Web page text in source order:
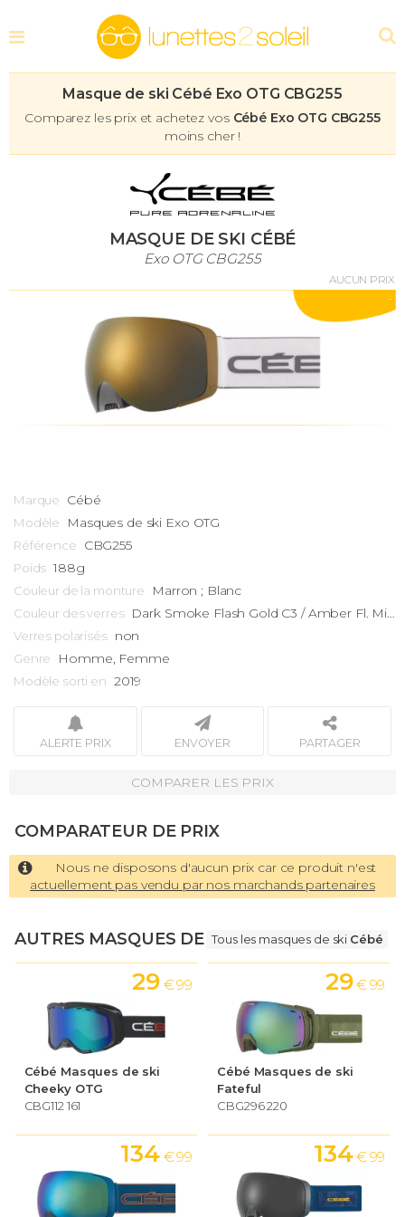
Masque de ski Cébé Exo OTG CBG255
Comparez les prix et achetez vos Cébé Exo OTG CBG255
moins cher !
MASQUE DE SKI CÉBÉ
Exo OTG CBG255
AUCUN PRIX
-
Marque Cébé
Modèle Masques de ski Exo OTG
Référence CBG255
Poids 188g
Couleur de la monture Marron ; Blanc
Couleur des verres Dark Smoke Flash Gold C3 / Amber Fl. Mirr. C1
Verres polarisés non
Genre Homme, Femme
Modèle sorti en 2019
ALERTE PRIX ENVOYER PARTAGER
COMPARER LES PRIX
COMPARATEUR DE PRIX
Nous ne disposons d'aucun prix car ce produit n'est
actuellement pas vendu par nos marchands partenaires
AUTRES MASQUES DE SKITous les masques de ski Cébé
Cébé Masques de ski
Cheeky OTG
CBG112 161
29 € 99
Cébé Masques de ski
Fateful
CBG296 220
29 € 99
134 € 99 134 € 99